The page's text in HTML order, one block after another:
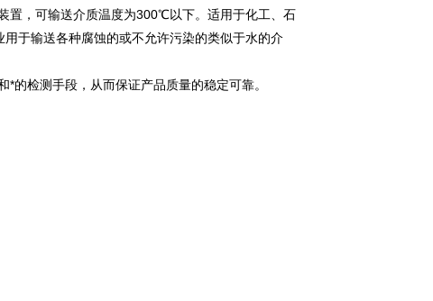
，可输送介质温度为300℃以下。适用于化工、石
于输送各种腐蚀的或不允许污染的类似于水的介
的检测手段，从而保证产品质量的稳定可靠。